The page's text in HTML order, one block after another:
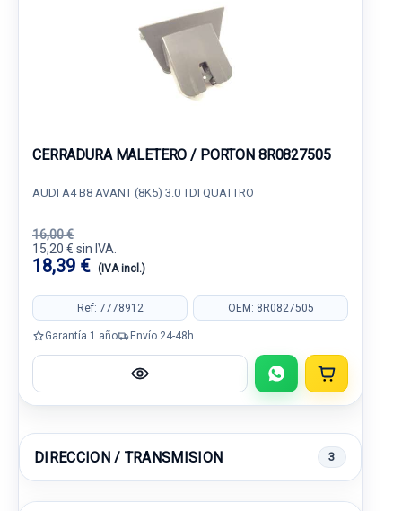
CERRADURA MALETERO / PORTON 8R0827505
AUDI A4 B8 AVANT (8K5) 3.0 TDI QUATTRO
16,00 €
15,20 € sin IVA.
18,39 € (IVA incl.)
Ref: 7778912 OEM: 8R0827505
Garantía 1 año Envío 24-48h
DIRECCION / TRANSMISION 3